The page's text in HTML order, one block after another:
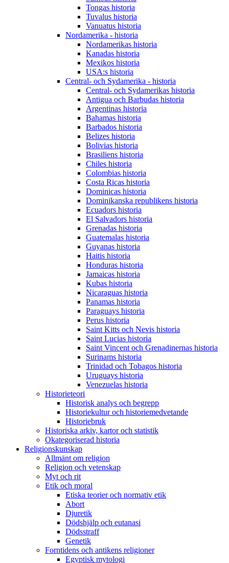
Tongas historia
Tuvalus historia
Vanuatus historia
Nordamerika - historia
Nordamerikas historia
Kanadas historia
Mexikos historia
USA:s historia
Central- och Sydamerika - historia
Central- och Sydamerikas historia
Antigua och Barbudas historia
Argentinas historia
Bahamas historia
Barbados historia
Belizes historia
Bolivias historia
Brasiliens historia
Chiles historia
Colombias historia
Costa Ricas historia
Dominicas historia
Dominikanska republikens historia
Ecuadors historia
El Salvadors historia
Grenadas historia
Guatemalas historia
Guyanas historia
Haitis historia
Honduras historia
Jamaicas historia
Kubas historia
Nicaraguas historia
Panamas historia
Paraguays historia
Perus historia
Saint Kitts och Nevis historia
Saint Lucias historia
Saint Vincent och Grenadinernas historia
Surinams historia
Trinidad och Tobagos historia
Uruguays historia
Venezuelas historia
Historieteori
Historisk analys och begrepp
Historiekultur och historiemedvetande
Historiebruk
Historiska arkiv, kartor och statistik
Okategoriserad historia
Religionskunskap
Allmänt om religion
Religion och vetenskap
Myt och rit
Etik och moral
Etiska teorier och normativ etik
Abort
Djuretik
Dödshjälp och eutanasi
Dödsstraff
Genetik
Forntidens och antikens religioner
Egyptisk mytologi